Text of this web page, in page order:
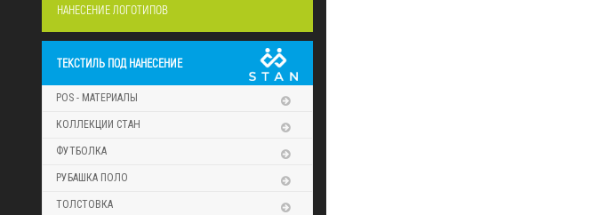
НАНЕСЕНИЕ ЛОГОТИПОВ
ТЕКСТИЛЬ ПОД НАНЕСЕНИЕ
POS - МАТЕРИАЛЫ
КОЛЛЕКЦИИ СТАН
ФУТБОЛКА
РУБАШКА ПОЛО
ТОЛСТОВКА